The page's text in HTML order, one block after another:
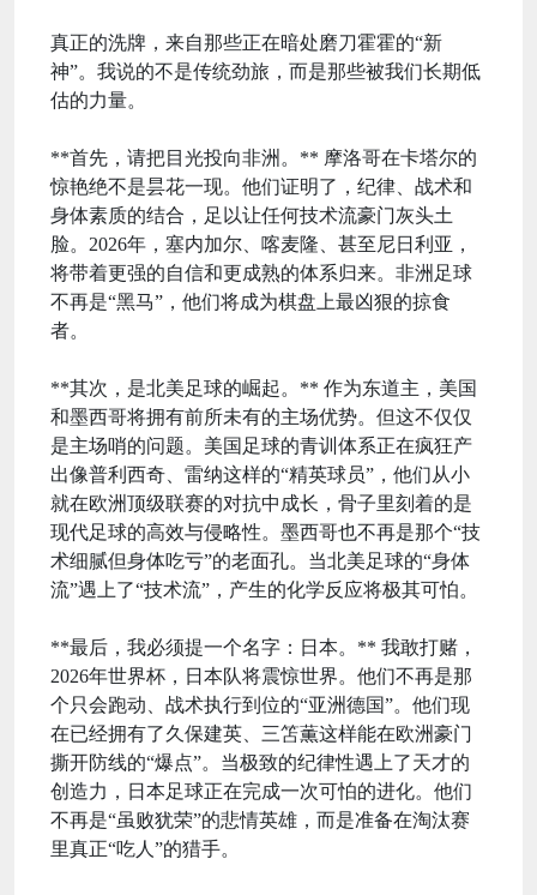
真正的洗牌，来自那些正在暗处磨刀霍霍的“新
神”。我说的不是传统劲旅，而是那些被我们长期低
估的力量。
**首先，请把目光投向非洲。** 摩洛哥在卡塔尔的
惊艳绝不是昙花一现。他们证明了，纪律、战术和
身体素质的结合，足以让任何技术流豪门灰头土
脸。2026年，塞内加尔、喀麦隆、甚至尼日利亚，
将带着更强的自信和更成熟的体系归来。非洲足球
不再是“黑马”，他们将成为棋盘上最凶狠的掠食
者。
**其次，是北美足球的崛起。** 作为东道主，美国
和墨西哥将拥有前所未有的主场优势。但这不仅仅
是主场哨的问题。美国足球的青训体系正在疯狂产
出像普利西奇、雷纳这样的“精英球员”，他们从小
就在欧洲顶级联赛的对抗中成长，骨子里刻着的是
现代足球的高效与侵略性。墨西哥也不再是那个“技
术细腻但身体吃亏”的老面孔。当北美足球的“身体
流”遇上了“技术流”，产生的化学反应将极其可怕。
**最后，我必须提一个名字：日本。** 我敢打赌，
2026年世界杯，日本队将震惊世界。他们不再是那
个只会跑动、战术执行到位的“亚洲德国”。他们现
在已经拥有了久保建英、三笘薫这样能在欧洲豪门
撕开防线的“爆点”。当极致的纪律性遇上了天才的
创造力，日本足球正在完成一次可怕的进化。他们
不再是“虽败犹荣”的悲情英雄，而是准备在淘汰赛
里真正“吃人”的猎手。